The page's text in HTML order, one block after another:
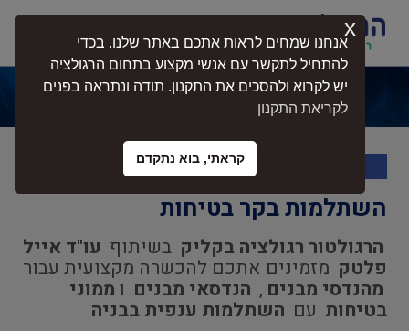
השתלמות לבקר בטיחות
השתלמות בקר בטיחות
הרגולטור רגולציה בקליק בשיתוף עו"ד אייל
פלטק מזמינים אתכם להכשרה מקצועית עבור
מהנדסי מבנים , הנדסאי מבנים וממוני
בטיחות עם השתלמות ענפית בבניה
אנחנו שמחים לראות אתכם באתר שלנו. בכדי
להתחיל לתקשר עם אנשי מקצוע בתחום הרגולציה
יש לקרוא ולהסכים את התקנון. תודה ונתראה בפנים
לקריאת התקנון
קראתי, בוא נתקדם
x